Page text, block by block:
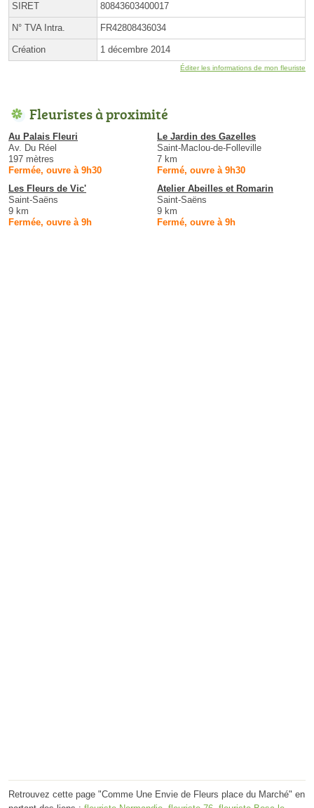
SIRET 80843603400017
N° TVA Intra. FR42808436034
Création 1 décembre 2014
Éditer les informations de mon fleuriste
Fleuristes à proximité
Au Palais Fleuri
Av. Du Réel
197 mètres
Fermée, ouvre à 9h30
Le Jardin des Gazelles
Saint-Maclou-de-Folleville
7 km
Fermé, ouvre à 9h30
Les Fleurs de Vic'
Saint-Saëns
9 km
Fermée, ouvre à 9h
Atelier Abeilles et Romarin
Saint-Saëns
9 km
Fermé, ouvre à 9h
Retrouvez cette page "Comme Une Envie de Fleurs place du Marché" en